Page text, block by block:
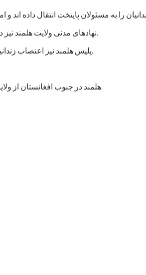
نهادهای مدنی ولایت هلمند نیز در اعلامیه ای از رئیس جمهوری جدید خواستند که به خواستهای مشروع زندانیان پاسخ مثبت داده شود.
پلیس هلمند نیز اعتصاب زندانیان این ولایت را تایید کرده و می گوید که برای تامین امنیت این زندان، شمار بیشتری نیرو فرستاده اند.
هلمند در جنوب افغانستان از ولایات ناامن است. در زندان هلمند در بین زندانیان جنایی، صدها نفر به اتهام شورشگری نیز زندانی هستند.